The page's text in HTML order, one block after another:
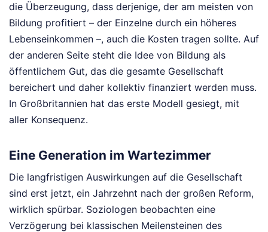
die Überzeugung, dass derjenige, der am meisten von
Bildung profitiert – der Einzelne durch ein höheres
Lebenseinkommen –, auch die Kosten tragen sollte. Auf
der anderen Seite steht die Idee von Bildung als
öffentlichem Gut, das die gesamte Gesellschaft
bereichert und daher kollektiv finanziert werden muss.
In Großbritannien hat das erste Modell gesiegt, mit
aller Konsequenz.
Eine Generation im Wartezimmer
Die langfristigen Auswirkungen auf die Gesellschaft
sind erst jetzt, ein Jahrzehnt nach der großen Reform,
wirklich spürbar. Soziologen beobachten eine
Verzögerung bei klassischen Meilensteinen des